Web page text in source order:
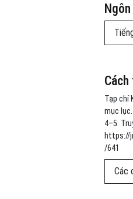
Tạp chí
mục lục.
4–5.
https://
/641
Các